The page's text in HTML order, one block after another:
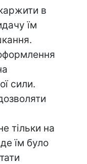
в
їм
сили.
тільки на
їм було